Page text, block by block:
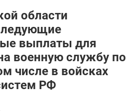
области
выплаты для
военную службу по
числе в войсках
РФ